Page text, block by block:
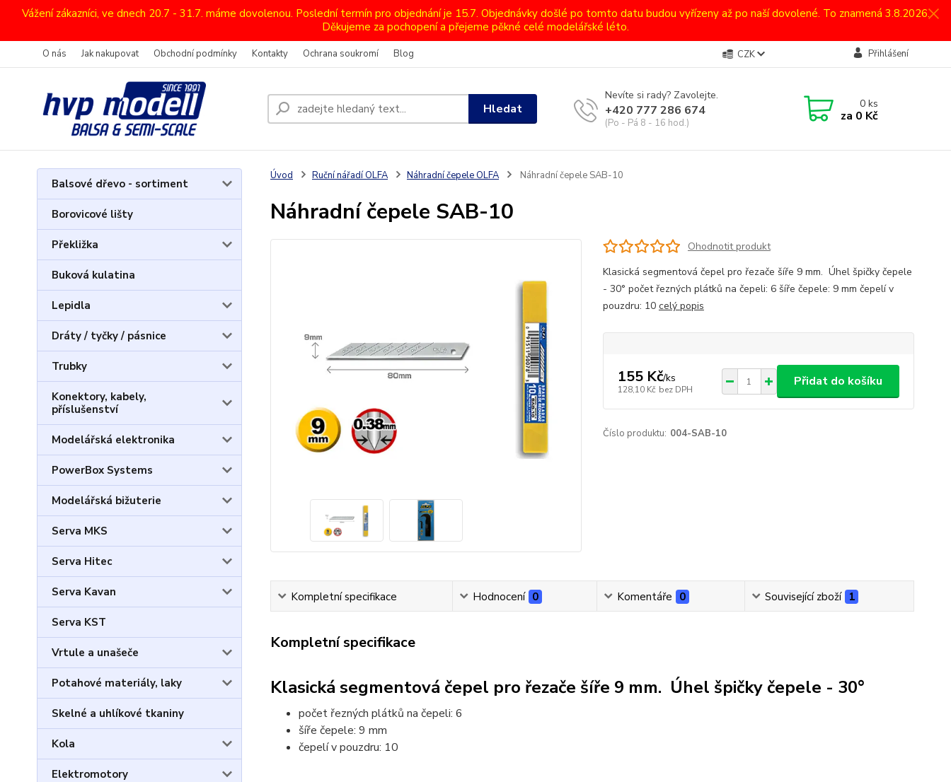
Vážení zákazníci, ve dnech 20.7 - 31.7. máme dovolenou. Poslední termín pro objednání je 15.7. Objednávky došlé po tomto datu budou vyřízeny až po naší dovolené. To znamená 3.8.2026.
Děkujeme za pochopení a přejeme pěkné celé modelářské léto.
O nás Jak nakupovat Obchodní podmínky Kontakty Ochrana soukromí Blog CZK Přihlášení
Hledat
Nevíte si rady? Zavolejte.
+420 777 286 674
(Po - Pá 8 - 16 hod.)
0ks
za 0 Kč
Balsové dřevo - sortiment
Borovicové lišty
Překližka
Buková kulatina
Lepidla
Dráty / tyčky / pásnice
Trubky
Konektory, kabely,
příslušenství
Modelářská elektronika
PowerBox Systems
Modelářská bižuterie
Serva MKS
Serva Hitec
Serva Kavan
Serva KST
Vrtule a unašeče
Potahové materiály, laky
Skelné a uhlíkové tkaniny
Kola
Elektromotory
Úvod Ruční nářadí OLFA Náhradní čepele OLFA Náhradní čepele SAB-10
Náhradní čepele SAB-10
Ohodnotit produkt
Klasická segmentová čepel pro řezače šíře 9 mm. Úhel špičky čepele
- 30° počet řezných plátků na čepeli: 6 šíře čepele: 9 mm čepelí v
pouzdru: 10 celý popis
155 Kč/ks
128,10 Kč bez DPH
Přidat do košíku
Číslo produktu: 004-SAB-10
Kompletní specifikace Hodnocení 0 Komentáře 0 Související zboží 1
Kompletní specifikace
Klasická segmentová čepel pro řezače šíře 9 mm. Úhel špičky čepele - 30°
počet řezných plátků na čepeli: 6
šíře čepele: 9 mm
čepelí v pouzdru: 10